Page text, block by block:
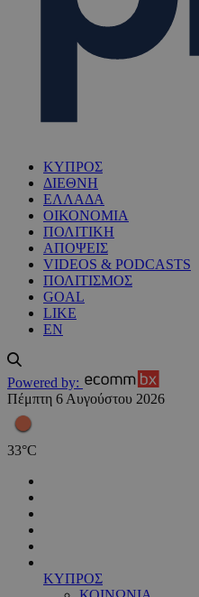
ΚΥΠΡΟΣ
ΔΙΕΘΝΗ
ΕΛΛΑΔΑ
ΟΙΚΟΝΟΜΙΑ
ΠΟΛΙΤΙΚΗ
ΑΠΟΨΕΙΣ
VIDEOS & PODCASTS
ΠΟΛΙΤΙΣΜΟΣ
GOAL
LIKE
EN
Powered by:
Πέμπτη 6 Αυγούστου 2026
33°C
ΚΥΠΡΟΣ